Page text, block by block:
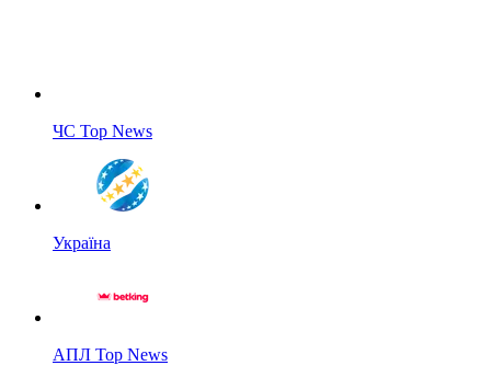
ЧС Top News
Україна
АПЛ Top News